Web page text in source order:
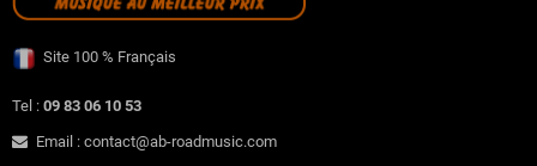
Site 100 % Français
Tel : 09 83 06 10 53
Email : contact@ab-roadmusic.com